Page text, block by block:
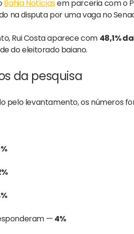
Bahia Notíciasem parceria com o
na disputa por uma vaga no
Rui Costa aparece com 48,1%
do eleitorado baiano.
da pesquisa
pelo levantamento, os números
— 4%